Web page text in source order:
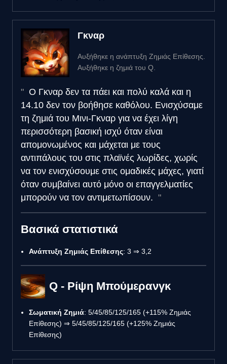
Γκναρ
Αυξήθηκε η ανάπτυξη Ζημιάς Επίθεσης.
Αυξήθηκε η ζημιά του Q.
Ο Γκναρ δεν τα πάει και πολύ καλά και η
14.10 δεν τον βοήθησε καθόλου. Ενισχύσαμε
τη ζημιά του Μινι-Γκναρ για να έχει λίγη
περισσότερη βασική ισχύ όταν είναι
απομονωμένος και μάχεται με τους
αντιπάλους του στις πλαϊνές λωρίδες, χωρίς
να τον ενισχύσουμε στις ομαδικές μάχες, γιατί
όταν συμβαίνει αυτό μόνο οι επαγγελματίες
μπορούν να τον αντιμετωπίσουν.
Βασικά στατιστικά
Ανάπτυξη Ζημιάς Επίθεσης: 3 ⇒ 3,2
Q - Ρίψη Μπούμερανγκ
Σωματική Ζημιά: 5/45/85/125/165 (+115% Ζημιάς
Επίθεσης) ⇒ 5/45/85/125/165 (+125% Ζημιάς
Επίθεσης)